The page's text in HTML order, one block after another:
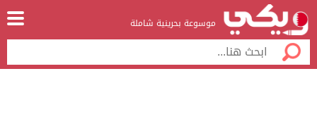
موسوعة بحرينية شاملة